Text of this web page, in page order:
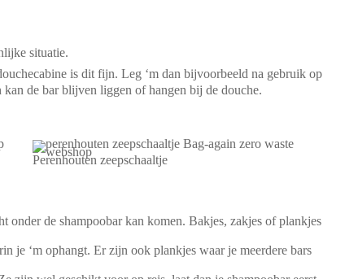
situatie.
is dit fijn. Leg ‘m dan bijvoorbeeld na gebruik op
de bar blijven liggen of hangen bij de douche.
Perenhouten zeepschaaltje
de shampoobar kan komen. Bakjes, zakjes of plankjes
je ‘m ophangt. Er zijn ook plankjes waar je meerdere bars